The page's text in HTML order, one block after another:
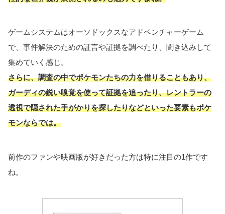
ゲームシステムはオーソドックスなアドベンチャーゲーム
で、事件解決のための証言や証拠を調べたり、聞き込みして
集めていく感じ。
さらに、調査の中でポケモンたちの力を借りることもあり、
ガーディの鋭い嗅覚を使って証拠を追ったり、レントラーの
透視で隠された手がかりを探したりなどといった要素もポケ
モンならでは。
前作のファンや映画版が好きだった方は特に注目の1作です
ね。